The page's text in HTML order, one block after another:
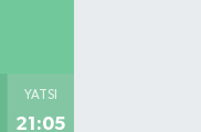
YATSI
21:05